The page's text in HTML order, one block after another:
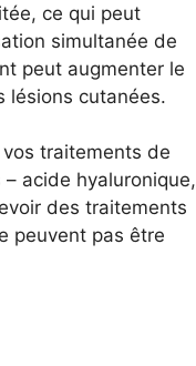
ce qui peut
simultanée de
peut augmenter le
lésions cutanées.
traitements de
acide hyaluronique,
des traitements
peuvent pas être